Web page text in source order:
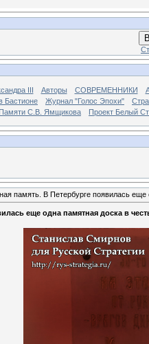
III Авторы СОВРЕМЕННИКИ
Бастионе Журнал "Голос Эпохи"
С.В. Ямщикова Проект Белый
память. В Петербурге появилась еще
еще одна памятная доска в